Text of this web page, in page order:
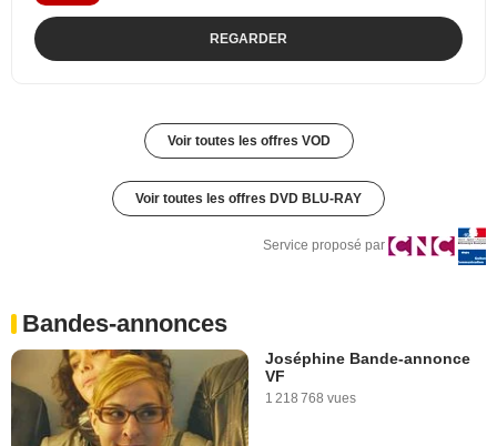
REGARDER
Voir toutes les offres VOD
Voir toutes les offres DVD BLU-RAY
Service proposé par
Bandes-annonces
Joséphine Bande-annonce
VF
1 218 768 vues